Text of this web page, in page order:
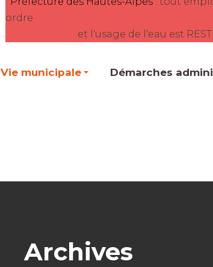
ordre
et l'usage de l'eau est
Vie municipale Démarches
Archives